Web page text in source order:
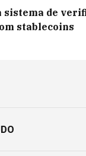
de
stablecoins